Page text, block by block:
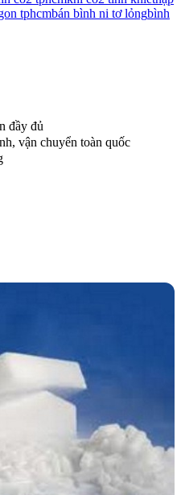
tphcmbán bình ni tơ lỏngbình
đầy đủ
vận chuyển toàn quốc